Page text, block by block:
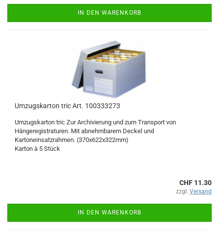
IN DEN WARENKORB
Umzugskarton tric Art. 100333273
Umzugskarton tric Zur Archivierung und zum Transport von
Hängeregistraturen. Mit abnehmbarem Deckel und
Kartoneinsatzrahmen. (370x622x322mm)
Karton à 5 Stück
CHF 11.30
zzgl. Versand
IN DEN WARENKORB